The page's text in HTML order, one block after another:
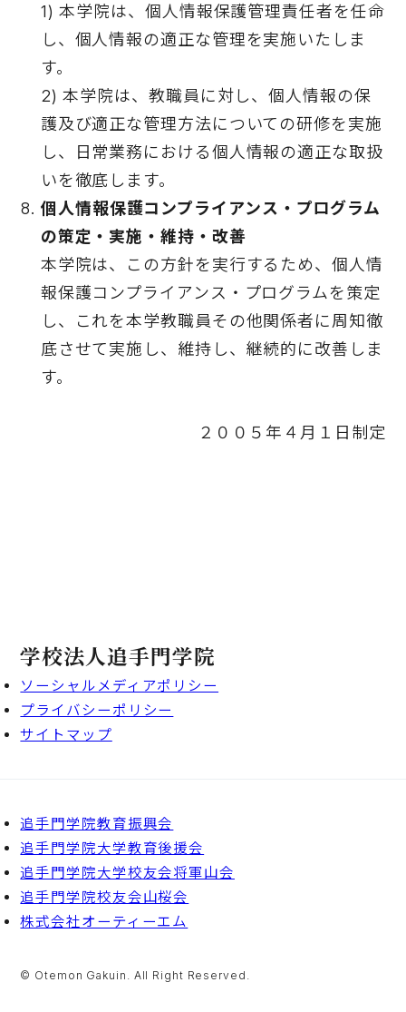
1) 本学院は、個人情報保護管理責任者を任命
し、個人情報の適正な管理を実施いたしま
す。
2) 本学院は、教職員に対し、個人情報の保
護及び適正な管理方法についての研修を実施
し、日常業務における個人情報の適正な取扱
いを徹底します。
個人情報保護コンプライアンス・プログラム
の策定・実施・維持・改善
本学院は、この方針を実行するため、個人情
報保護コンプライアンス・プログラムを策定
し、これを本学教職員その他関係者に周知徹
底させて実施し、維持し、継続的に改善しま
す。
２００５年４月１日制定
学校法人追手門学院
ソーシャルメディアポリシー
プライバシーポリシー
サイトマップ
追手門学院教育振興会
追手門学院大学教育後援会
追手門学院大学校友会将軍山会
追手門学院校友会山桜会
株式会社オーティーエム
© Otemon Gakuin. All Right Reserved.